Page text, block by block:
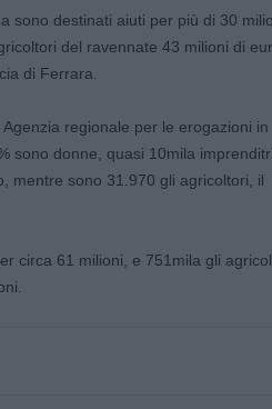
sono destinati aiuti per più di 30
del ravennate 43 milioni di
di Ferrara.
regionale per le erogazioni in
sono donne, quasi 10mila
mentre sono 31.970 gli agricoltori, il
circa 61 milioni, e 751mila gli